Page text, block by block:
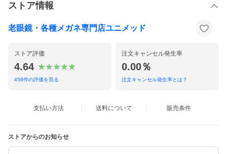
ストア情報
老眼鏡・各種メガネ専門店ユニメッド
ストア評価
4.64
458件の評価を見る
注文キャンセル発生率
0.00％
注文キャンセル発生率とは？
支払い方法 送料について 販売条件
ストアからのお知らせ